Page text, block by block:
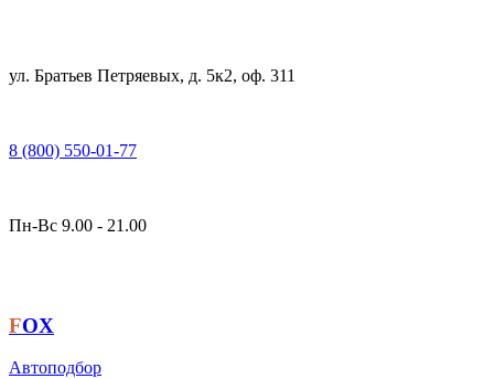
ул. Братьев Петряевых, д. 5к2, оф. 311
8 (800) 550-01-77
Пн-Вс 9.00 - 21.00
FOX
Автоподбор